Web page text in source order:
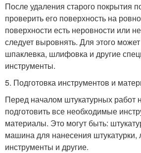
После удаления старого покрытия
проверить его поверхность на
поверхности есть неровности или
следует выровнять. Для этого
шпаклевка, шлифовка и другие
инструменты.
5. Подготовка инструментов и
Перед началом штукатурных работ
подготовить все необходимые
материалы. Это могут быть:
машина для нанесения штукатурки,
инструменты и другие.